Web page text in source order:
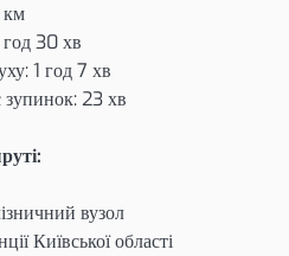
км
год 30 хв
1 год 7 хв
23 хв
вузол
Київської області